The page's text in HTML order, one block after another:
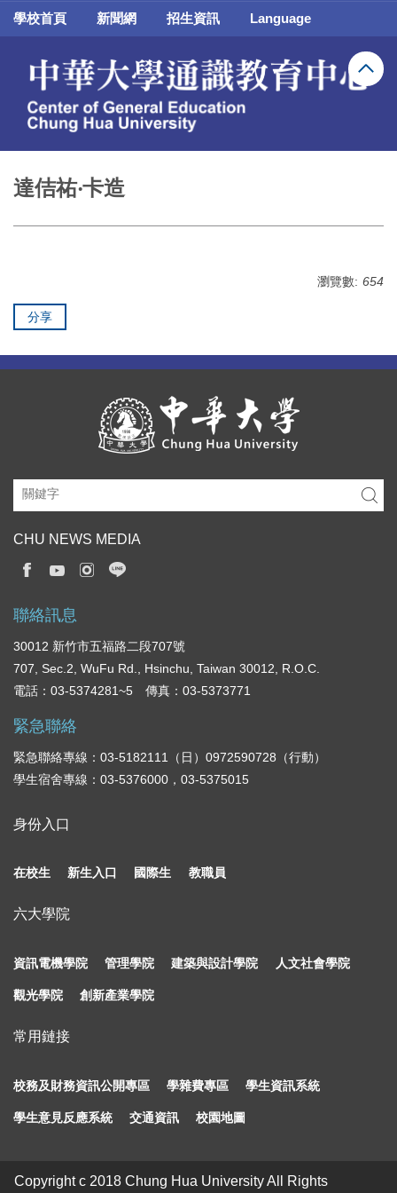
跳
學校首頁 新聞網 招生資訊 Language
達佶祐‧卡造
瀏覽數: 654
分享
CHU NEWS MEDIA
聯絡訊息
30012 新竹市五福路二段707號
707, Sec.2, WuFu Rd., Hsinchu, Taiwan 30012, R.O.C.
電話：03-5374281~5 傳真：03-5373771
緊急聯絡
緊急聯絡專線：03-5182111（日）0972590728（行動）
學生宿舍專線：03-5376000，03-5375015
身份入口
在校生 新生入口 國際生 教職員
六大學院
資訊電機學院 管理學院 建築與設計學院 人文社會學院
觀光學院 創新產業學院
常用鏈接
校務及財務資訊公開專區 學雜費專區 學生資訊系統
學生意見反應系統 交通資訊 校園地圖
Copyright c 2018 Chung Hua University All Rights